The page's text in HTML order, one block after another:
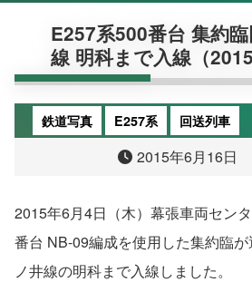
E257系500番台 集約
線 明科まで入線（
鉄道写真 E257系 回送列車
2015年6月16日
2015年6月4日（木）幕張車両セン
番台 NB-09編成を使用した集約臨
ノ井線の明科まで入線しました。